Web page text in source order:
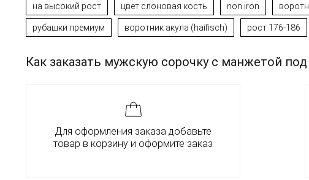
на высокий рост цвет слоновая кость non iron
рубашки премиум воротник акула (haifisch) рост 176-186
Как заказать мужскую сорочку с манжетой
Для оформления заказа добавьте
товар в корзину и оформите заказ